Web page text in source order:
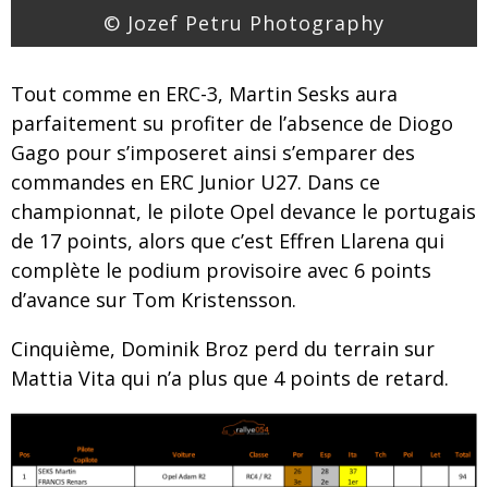
© Jozef Petru Photography
Tout comme en ERC-3, Martin Sesks aura
parfaitement su profiter de l’absence de Diogo
Gago pour s’imposeret ainsi s’emparer des
commandes en ERC Junior U27. Dans ce
championnat, le pilote Opel devance le portugais
de 17 points, alors que c’est Effren Llarena qui
complète le podium provisoire avec 6 points
d’avance sur Tom Kristensson.
Cinquième, Dominik Broz perd du terrain sur
Mattia Vita qui n’a plus que 4 points de retard.